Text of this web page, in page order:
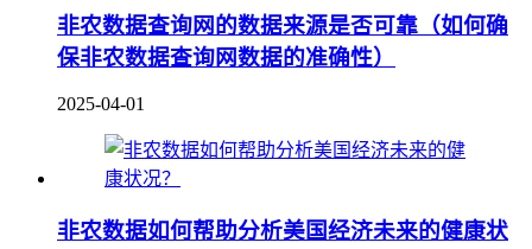
非农数据查询网的数据来源是否可靠（如何确
保非农数据查询网数据的准确性）
2025-04-01
非农数据如何帮助分析美国经济未来的健康状